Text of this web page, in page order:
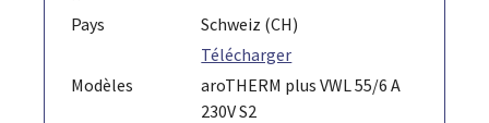
Pays
Schweiz (CH)
Télécharger
Modèles
aroTHERM plus VWL 55/6 A
230V S2